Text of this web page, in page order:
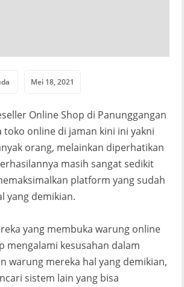
Mei 18, 2021
Online Shop di Panunggangan
toko online di jaman kini ini yakni
orang, melainkan diperhatikan
masih sangat sedikit
platform yang sudah
yang demikian.
yang membuka warung online
mengalami kesusahan dalam
warung mereka hal yang demikian,
sistem lain yang bisa